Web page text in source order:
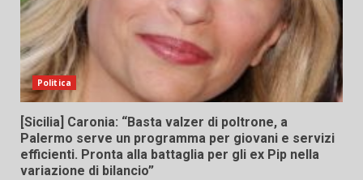
Politica
[Sicilia] Caronia: “Basta valzer di poltrone, a
Palermo serve un programma per giovani e servizi
efficienti. Pronta alla battaglia per gli ex Pip nella
variazione di bilancio”